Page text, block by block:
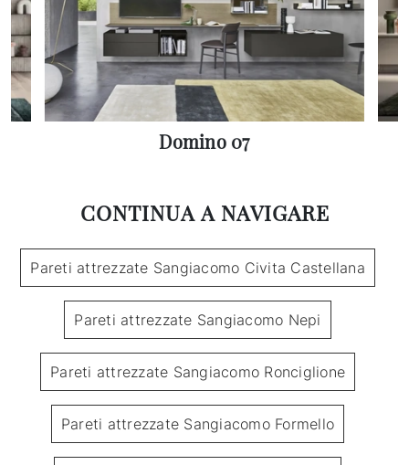
Domino 07
CONTINUA A NAVIGARE
Pareti attrezzate Sangiacomo Civita Castellana
Pareti attrezzate Sangiacomo Nepi
Pareti attrezzate Sangiacomo Ronciglione
Pareti attrezzate Sangiacomo Formello